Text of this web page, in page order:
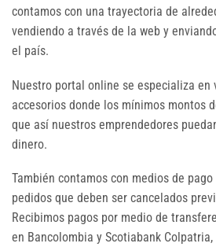
contamos con una trayectoria de
vendiendo a través de la web y
el país.
Nuestro portal online se especializa en
accesorios donde los mínimos montos
que así nuestros emprendedores
dinero.
También contamos con medios de
pedidos que deben ser cancelados
Recibimos pagos por medio de
en Bancolombia y Scotiabank